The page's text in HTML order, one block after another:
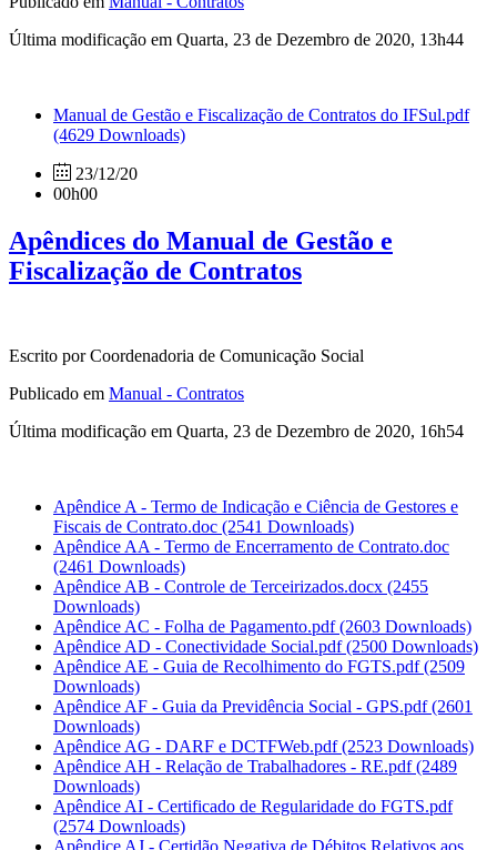
Última modificação em Quarta, 23 de Dezembro de 2020, 13h44
Manual de Gestão e Fiscalização de Contratos do IFSul.pdf
(4629 Downloads)
23/12/20
00h00
Apêndices do Manual de Gestão e
Fiscalização de Contratos
Escrito por Coordenadoria de Comunicação Social
Publicado em Manual - Contratos
Última modificação em Quarta, 23 de Dezembro de 2020, 16h54
Apêndice A - Termo de Indicação e Ciência de Gestores e
Fiscais de Contrato.doc (2541 Downloads)
Apêndice AA - Termo de Encerramento de Contrato.doc
(2461 Downloads)
Apêndice AB - Controle de Terceirizados.docx (2455
Downloads)
Apêndice AC - Folha de Pagamento.pdf(2603 Downloads)
Apêndice AD - Conectividade Social.pdf(2500 Downloads)
Apêndice AE - Guia de Recolhimento do FGTS.pdf(2509
Downloads)
Apêndice AF - Guia da Previdência Social - GPS.pdf(2601
Downloads)
Apêndice AG - DARF e DCTFWeb.pdf(2523 Downloads)
Apêndice AH - Relação de Trabalhadores - RE.pdf(2489
Downloads)
Apêndice AI - Certificado de Regularidade do FGTS.pdf
(2574 Downloads)
Apêndice AJ - Certidão Negativa de Débitos Relativos aos